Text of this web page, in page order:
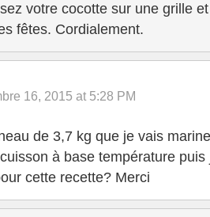
votre cocotte sur une grille
fêtes. Cordialement.
16, 2015 at 5:28 PM
de 3,7 kg que je vais
à base température
cette recette? Merci